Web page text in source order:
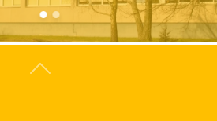
Atpakaļ